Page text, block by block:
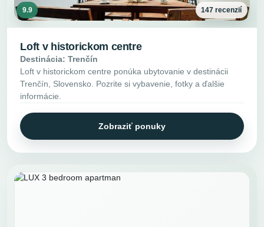
9.9 147 recenzií
Loft v historickom centre
Destinácia: Trenčín
Loft v historickom centre ponúka ubytovanie v destinácii
Trenčín, Slovensko. Pozrite si vybavenie, fotky a ďalšie
informácie.
Zobraziť ponuky